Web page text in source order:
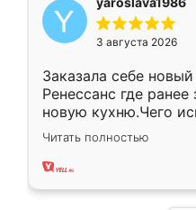
3 августа 2026
Заказала себе
Ренессанс где ранее
новую кухню.Чего
вполне довольна.
два года, нареканий
Читать полностью